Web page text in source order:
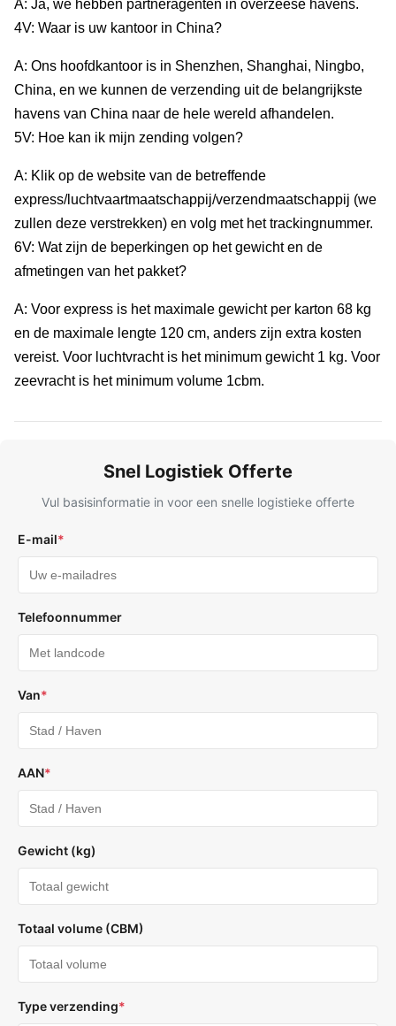
A: Ja, we hebben partneragenten in overzeese havens.
4V: Waar is uw kantoor in China?
A: Ons hoofdkantoor is in Shenzhen, Shanghai, Ningbo,
China, en we kunnen de verzending uit de belangrijkste
havens van China naar de hele wereld afhandelen.
5V: Hoe kan ik mijn zending volgen?
A: Klik op de website van de betreffende
express/luchtvaartmaatschappij/verzendmaatschappij (we
zullen deze verstrekken) en volg met het trackingnummer.
6V: Wat zijn de beperkingen op het gewicht en de
afmetingen van het pakket?
A: Voor express is het maximale gewicht per karton 68 kg
en de maximale lengte 120 cm, anders zijn extra kosten
vereist. Voor luchtvracht is het minimum gewicht 1 kg. Voor
zeevracht is het minimum volume 1cbm.
Snel Logistiek Offerte
Vul basisinformatie in voor een snelle logistieke offerte
E-mail*
Telefoonnummer
Van*
AAN*
Gewicht (kg)
Totaal volume (CBM)
Type verzending*